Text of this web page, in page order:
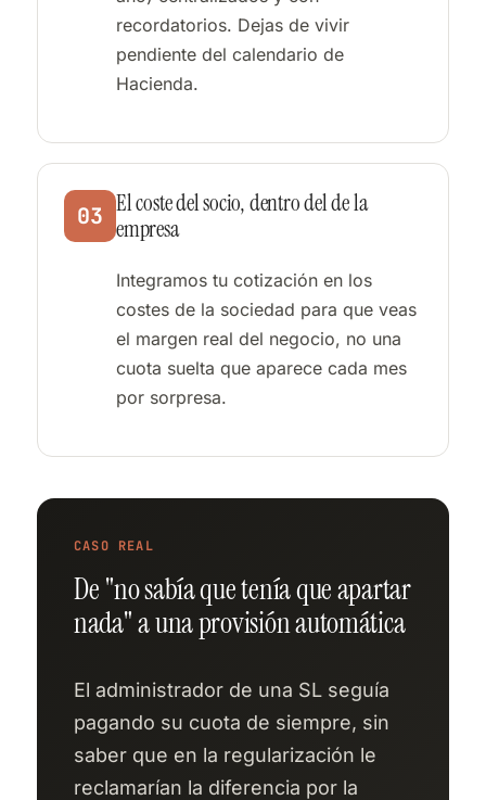
recordatorios. Dejas de vivir
pendiente del calendario de
Hacienda.
03 El coste del socio, dentro del de la
empresa
Integramos tu cotización en los
costes de la sociedad para que veas
el margen real del negocio, no una
cuota suelta que aparece cada mes
por sorpresa.
CASO REAL
De "no sabía que tenía que apartar
nada" a una provisión automática
El administrador de una SL seguía
pagando su cuota de siempre, sin
saber que en la regularización le
reclamarían la diferencia por la